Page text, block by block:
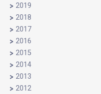
2019
2018
2017
2016
2015
2014
2013
2012